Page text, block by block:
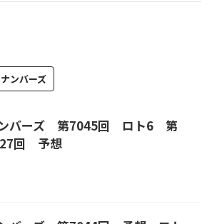
ンバーズ
バーズ 第7045回 ロト6 第
回 予想